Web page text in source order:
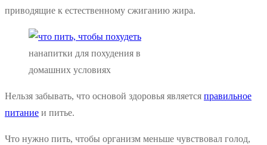
приводящие к естественному сжиганию жира.
нанапитки для похудения в
домашних условиях
Нельзя забывать, что основой здоровья является правильное
питание и питье.
Что нужно пить, чтобы организм меньше чувствовал голод,